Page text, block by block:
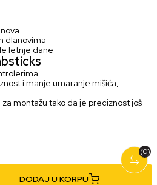
dlanovima
letnje dane
i manje umaranje mišića,
montažu tako da je preciznost još
DODAJ U KORPU
(0)